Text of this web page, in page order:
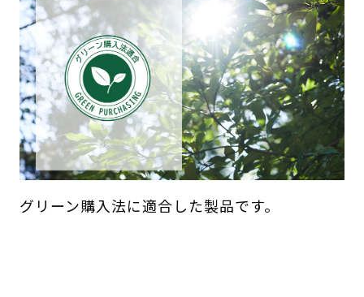
グリーン購入法に適合した製品です。